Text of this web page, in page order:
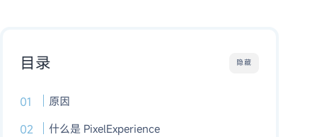
隐藏
目录
原因
什么是 PixelExperience